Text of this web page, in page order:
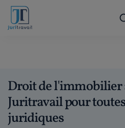
Droit de l'immobilier
Juritravail pour
juridiques